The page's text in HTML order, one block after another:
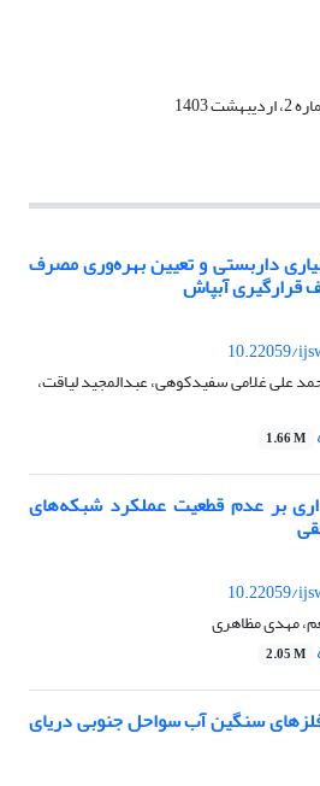
داربستی و تعیین بهره‌وری مصرف
قرارگیری آبپاش
10.22059/
غلامی سفیدکوهی، عبدالمجید لیاقت،
1.66 M
بر عدم قطعیت عملکرد شبکه‌های
10.22059/
مهدی مظاهری
2.05 M
سنگین آب سواحل جنوبی دریای